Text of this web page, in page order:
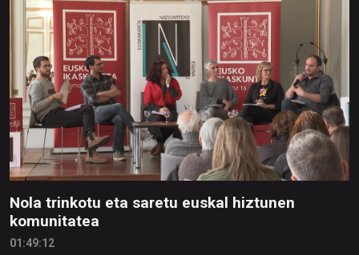
Nola trinkotu eta saretu euskal hiztunen
komunitatea
01:49:12